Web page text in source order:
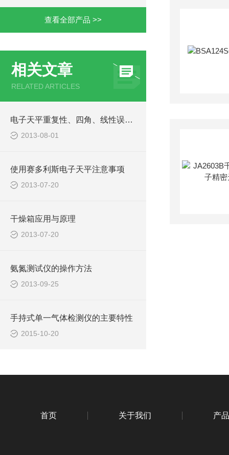
查看全部产品 >>
相关文章
RELATED ARTICLES
电子天平重复性、四角、线性误差详解
2013-08-01
使用赛多利斯电子天平注意事项
2013-07-20
干燥箱应用与原理
2013-07-20
氨氮测试仪的操作方法
2013-09-25
手持式单一气体检测仪的主要特性
2015-10-20
首页 关于我们 产